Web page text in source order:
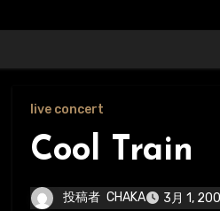
live concert
Cool Train
投稿者 CHAKA 3月 1,